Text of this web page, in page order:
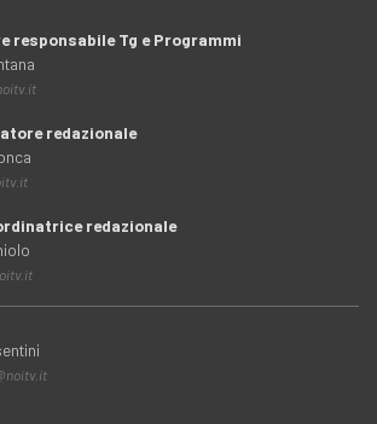
responsabile Tg e Programmi
redazionale
redazionale